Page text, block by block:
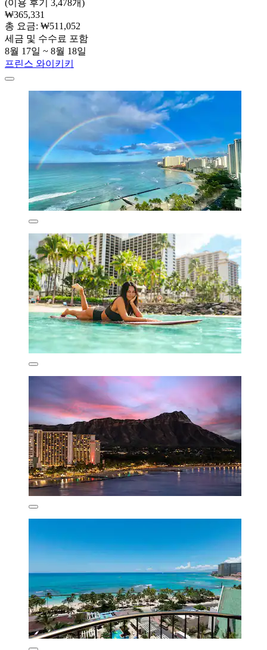
(이용 후기 3,478개)
₩365,331
총 요금: ₩511,052
세금 및 수수료 포함
8월 17일 ~ 8월 18일
프린스 와이키키